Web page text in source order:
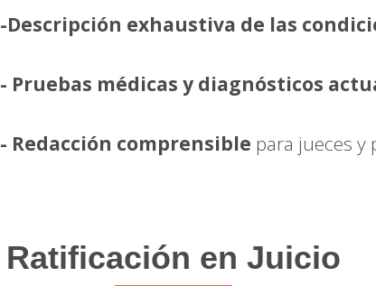
-Descripción exhaustiva de las
- Pruebas médicas y diagnósticos
- Redacción comprensible para jueces y
Ratificación en Juicio